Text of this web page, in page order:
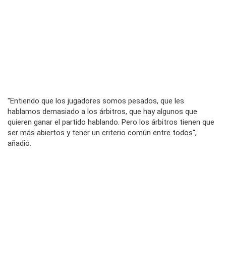
"Entiendo que los jugadores somos pesados, que les
hablamos demasiado a los árbitros, que hay algunos que
quieren ganar el partido hablando. Pero los árbitros tienen que
ser más abiertos y tener un criterio común entre todos",
añadió.